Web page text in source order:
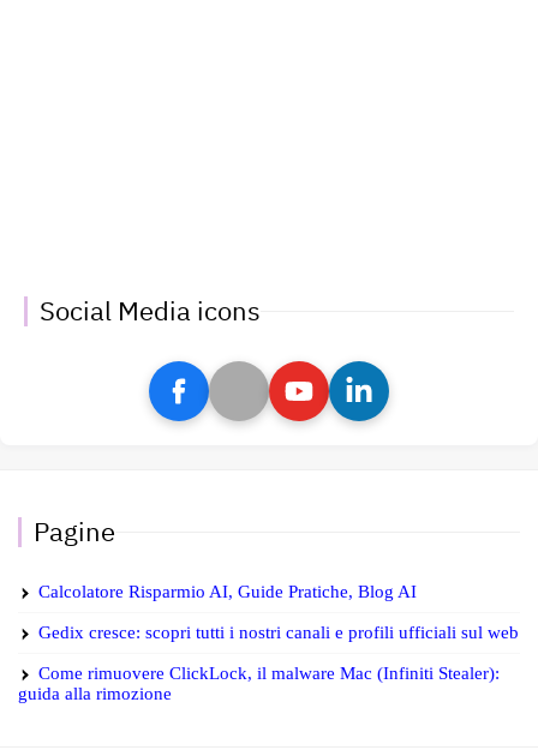
Social Media icons
Pagine
Calcolatore Risparmio AI, Guide Pratiche, Blog AI
Gedix cresce: scopri tutti i nostri canali e profili ufficiali sul web
Come rimuovere ClickLock, il malware Mac (Infiniti Stealer):
guida alla rimozione